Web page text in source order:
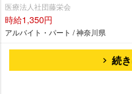
医療法人社団藤栄会
時給1,350円
アルバイト・パート / 神奈川県
続